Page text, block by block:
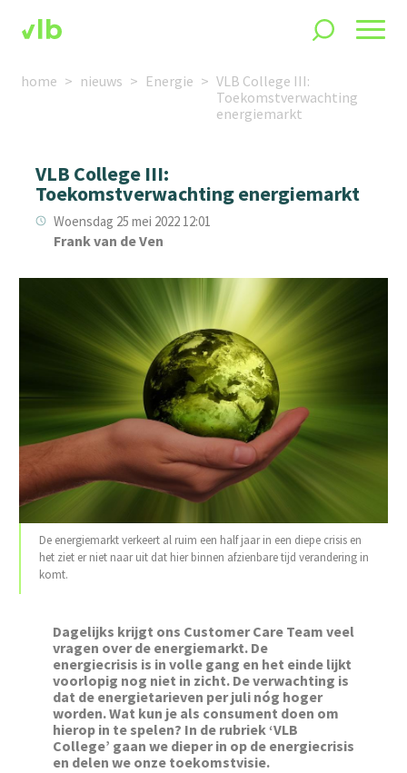
home nieuws Energie
VLB College III:
Toekomstverwachting
energiemarkt
VLB College III:
Toekomstverwachting energiemarkt
Woensdag 25 mei 2022 12:01
Frank van de Ven
De energiemarkt verkeert al ruim een half jaar in een diepe crisis en
het ziet er niet naar uit dat hier binnen afzienbare tijd verandering in
komt.
Dagelijks krijgt ons Customer Care Team veel
vragen over de energiemarkt. De
energiecrisis is in volle gang en het einde lijkt
voorlopig nog niet in zicht. De verwachting is
dat de energietarieven per juli nóg hoger
worden. Wat kun je als consument doen om
hierop in te spelen? In de rubriek ‘VLB
College’ gaan we dieper in op de energiecrisis
en delen we onze toekomstvisie.